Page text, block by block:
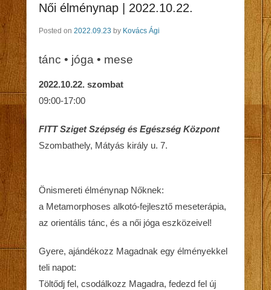
Női élménynap | 2022.10.22.
Posted on 2022.09.23 by Kovács Ági
tánc • jóga • mese
2022.10.22. szombat
09:00-17:00
FITT Sziget Szépség és Egészség Központ
Szombathely, Mátyás király u. 7.
Önismereti élménynap Nőknek:
a Metamorphoses alkotó-fejlesztő meseterápia,
az orientális tánc, és a női jóga eszközeivel!
Gyere, ajándékozz Magadnak egy élményekkel
teli napot:
Töltődj fel, csodálkozz Magadra, fedezd fel új